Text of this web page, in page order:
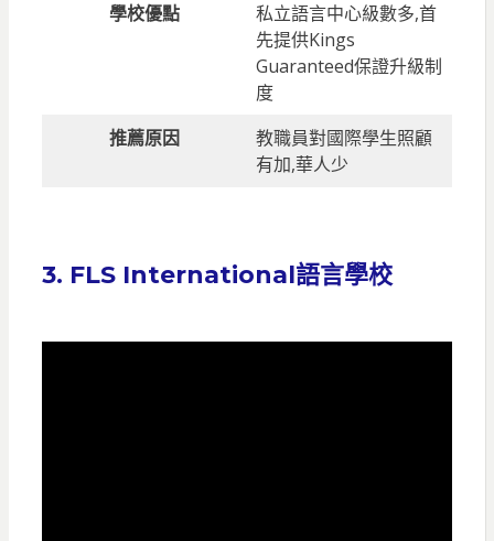
學校優點
私立語言中心級數多,首
先提供Kings
Guaranteed保證升級制
度
推薦原因
教職員對國際學生照顧
有加,華人少
3. FLS International語言學校